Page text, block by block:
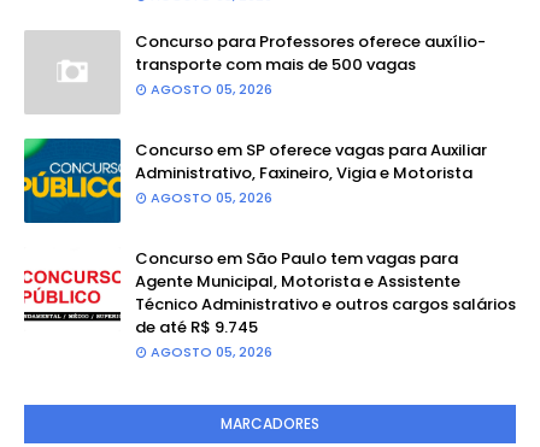
Concurso para Professores oferece auxílio-
transporte com mais de 500 vagas
AGOSTO 05, 2026
Concurso em SP oferece vagas para Auxiliar
Administrativo, Faxineiro, Vigia e Motorista
AGOSTO 05, 2026
Concurso em São Paulo tem vagas para
Agente Municipal, Motorista e Assistente
Técnico Administrativo e outros cargos salários
de até R$ 9.745
AGOSTO 05, 2026
MARCADORES